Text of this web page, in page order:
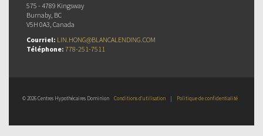
575 - 4789 Kingsway
Burnaby, BC
V5H 0A3, Canada
Courriel: LIN.HONG@BLANCALENDING.COM
Téléphone: 778-251-7511
© 2026 Centres Hypothécaires Dominion Conditions d’utilisation | Politique de confidentialité